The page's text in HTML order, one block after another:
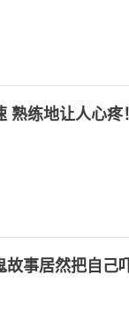
熟练地让人心疼
故事居然把自己